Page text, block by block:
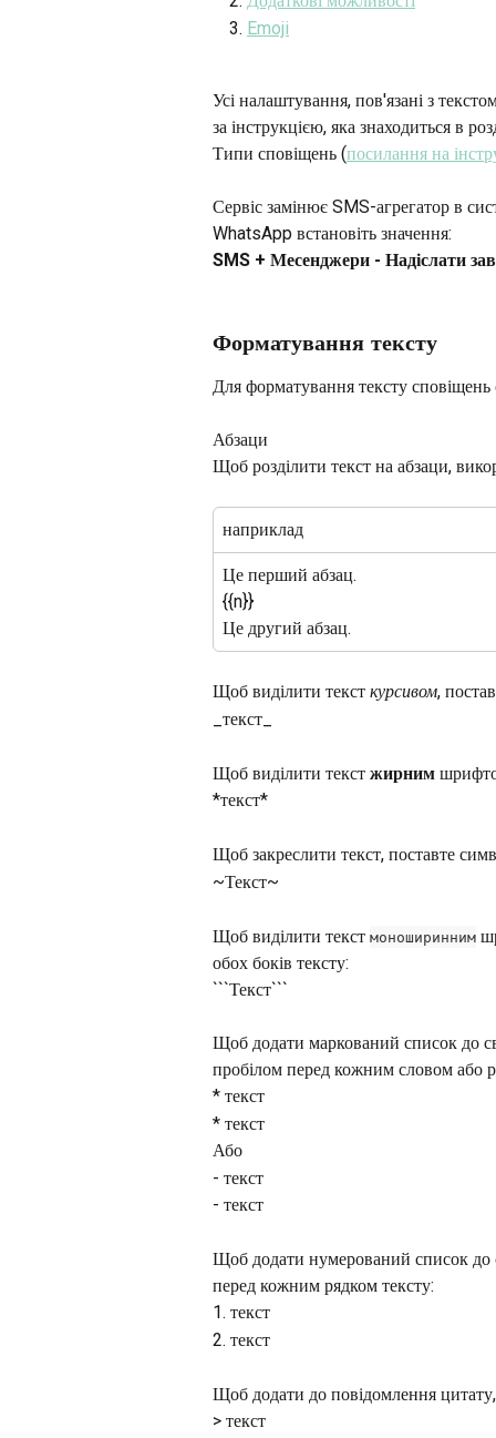
Emoji
Усі налаштування, пов'язані з
за інструкцією, яка знаходиться в
Типи сповіщень (посилання на
Сервіс замінює SMS-агрегатор в
WhatsApp встановіть значення:
SMS + Месенджери - Надіслати
Форматування тексту
Для форматування тексту сповіщень
Абзаци
Щоб розділити текст на абзаци,
наприклад
Це перший абзац.
{{n}}
Це другий абзац.
Щоб виділити текст курсивом,
_текст_
Щоб виділити текст жирним
*текст*
Щоб закреслити текст, поставте
~Текст~
Щоб виділити текст моноширинним
обох боків тексту:
```Текст```
Щоб додати маркований список до
пробілом перед кожним словом або
* текст
* текст
Або
- текст
- текст
Щоб додати нумерований список до
перед кожним рядком тексту:
1. текст
2. текст
Щоб додати до повідомлення
> текст